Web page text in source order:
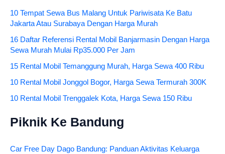
10 Tempat Sewa Bus Malang Untuk Pariwisata Ke Batu
Jakarta Atau Surabaya Dengan Harga Murah
16 Daftar Referensi Rental Mobil Banjarmasin Dengan Harga
Sewa Murah Mulai Rp35.000 Per Jam
15 Rental Mobil Temanggung Murah, Harga Sewa 400 Ribu
10 Rental Mobil Jonggol Bogor, Harga Sewa Termurah 300K
10 Rental Mobil Trenggalek Kota, Harga Sewa 150 Ribu
Piknik Ke Bandung
Car Free Day Dago Bandung: Panduan Aktivitas Keluarga